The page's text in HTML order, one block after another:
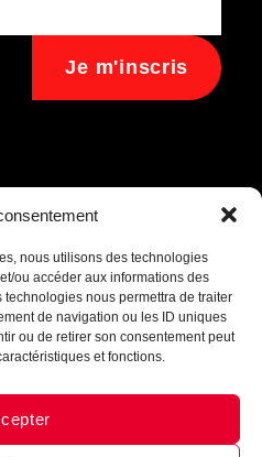
nous utilisons des technologies
ou accéder aux informations des
nous permettra de traiter
de navigation ou les ID uniques
ou de retirer son consentement peut
et fonctions.
· Instagram
Je m'inscris